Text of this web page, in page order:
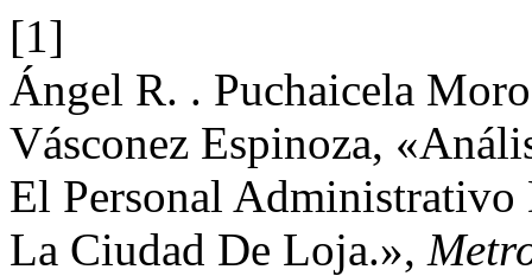
[1]
Ángel R. . Puchaicela
Vásconez Espinoza,
El Personal
La Ciudad De Loja.»,